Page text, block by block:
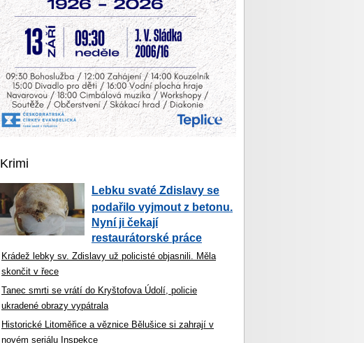
Krimi
Lebku svaté Zdislavy se
podařilo vyjmout z betonu.
Nyní ji čekají
restaurátorské práce
Krádež lebky sv. Zdislavy už policisté objasnili. Měla
skončit v řece
Tanec smrti se vrátí do Kryštofova Údolí, policie
ukradené obrazy vypátrala
Historické Litoměřice a věznice Bělušice si zahrají v
novém seriálu Inspekce